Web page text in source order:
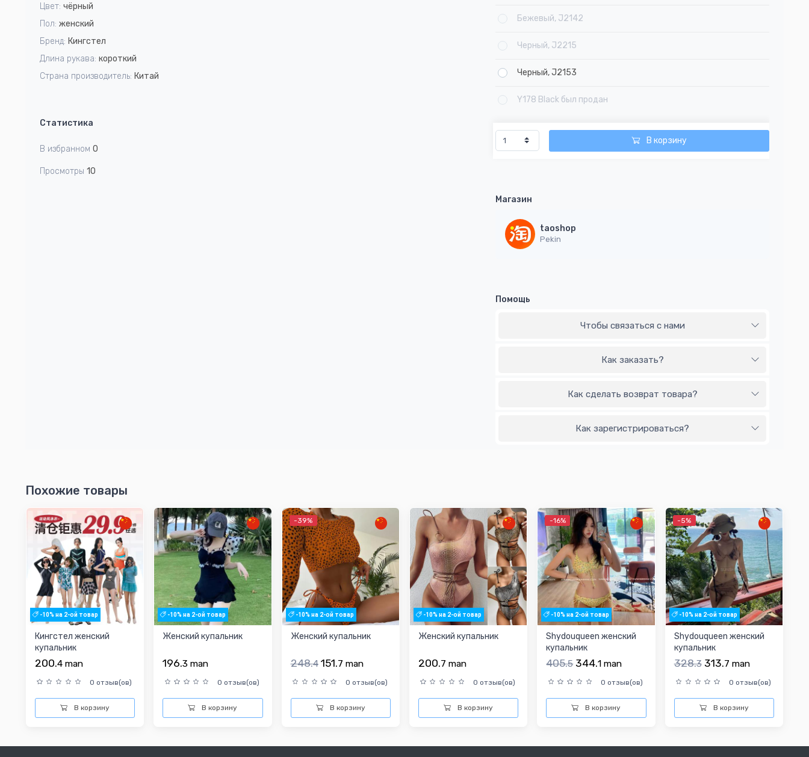
Цвет: чёрный
Пол: женский
Бренд: Кингстел
Длина рукава: короткий
Страна производитель: Китай
Статистика
В избранном 0
Просмотры 10
Бежевый, J2142
Черный, J2215
Черный, J2153
Y178 Black был продан
В корзину
Магазин
taoshop
Pekin
Помощь
Чтобы связаться с нами
Как заказать?
Как сделать возврат товара?
Как зарегистрироваться?
Похожие товары
-10% на 2-ой товар
Кингстел женский
купальник
200.4 man
0 отзыв(ов)
В корзину
-10% на 2-ой товар
Женский купальник
196.3 man
0 отзыв(ов)
В корзину
-39%
-10% на 2-ой товар
Женский купальник
248.4 151.7 man
0 отзыв(ов)
В корзину
-10% на 2-ой товар
Женский купальник
200.7 man
0 отзыв(ов)
В корзину
-16%
-10% на 2-ой товар
Shydouqueen женский
купальник
405.5 344.1 man
0 отзыв(ов)
В корзину
-5%
-10% на 2-ой товар
Shydouqueen женский
купальник
328.3 313.7 man
0 отзыв(ов)
В корзину